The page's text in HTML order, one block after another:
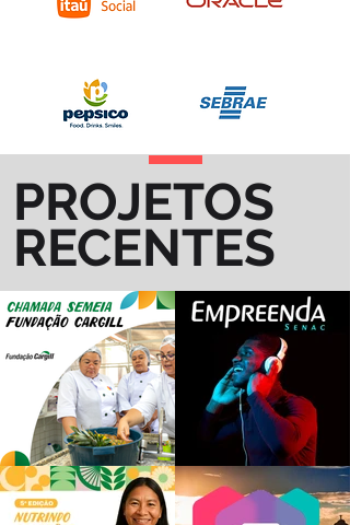
PROJETOS
RECENTES